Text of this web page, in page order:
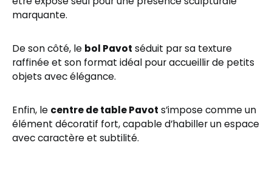
marquante.
De son côté, le bol Pavot séduit par sa texture
raffinée et son format idéal pour accueillir de petits
objets avec élégance.
Enfin, le centre de table Pavot s’impose comme un
élément décoratif fort, capable d’habiller un espace
avec caractère et subtilité.